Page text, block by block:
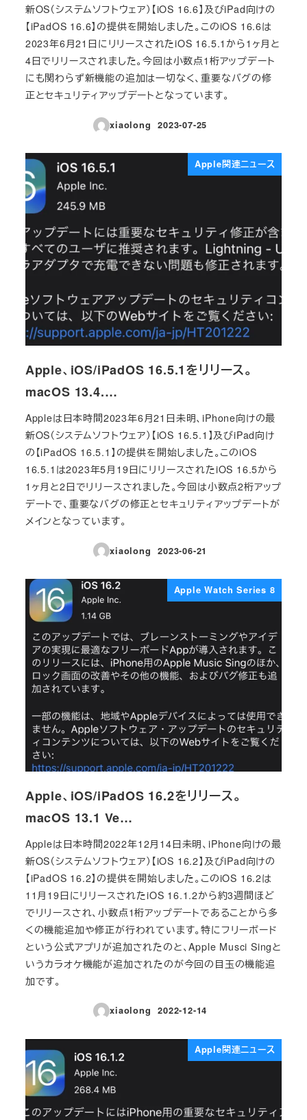
新OS（システムソフトウェア）【iOS 16.6】及びiPad向けの
【iPadOS 16.6】の提供を開始しました。このiOS 16.6は
2023年6月21日にリリースされたiOS 16.5.1から1ヶ月と
4日でリリースされました。今回は小数点1桁アップデート
にも関わらず新機能の追加は一切なく、重要なバグの修
正とセキュリティアップデートとなっています。
xiaolong
投稿日
2023-07-25
Apple関連ニュース
Apple、iOS/iPadOS 16.5.1をリリース。
macOS 13.4.…
Appleは日本時間2023年6月21日未明、iPhone向けの最
新OS（システムソフトウェア）【iOS 16.5.1】及びiPad向け
の【iPadOS 16.5.1】の提供を開始しました。このiOS
16.5.1は2023年5月19日にリリースされたiOS 16.5から
1ヶ月と2日でリリースされました。今回は小数点2桁アップ
デートで、重要なバグの修正とセキュリティアップデートが
メインとなっています。
xiaolong
投稿日
2023-06-21
Apple Watch Series 8
Apple、iOS/iPadOS 16.2をリリース。
macOS 13.1 Ve…
Appleは日本時間2022年12月14日未明、iPhone向けの最
新OS（システムソフトウェア）【iOS 16.2】及びiPad向けの
【iPadOS 16.2】の提供を開始しました。このiOS 16.2は
11月19日にリリースされたiOS 16.1.2から約3週間ほど
でリリースされ、小数点1桁アップデートであることから多
くの機能追加や修正が行われています。特にフリーボード
という公式アプリが追加されたのと、Apple Musci Singと
いうカラオケ機能が追加されたのが今回の目玉の機能追
加です。
xiaolong
投稿日
2022-12-14
Apple関連ニュース